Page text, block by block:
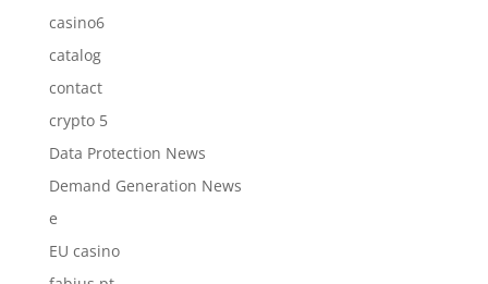
casino6
catalog
contact
crypto 5
Data Protection News
Demand Generation News
e
EU casino